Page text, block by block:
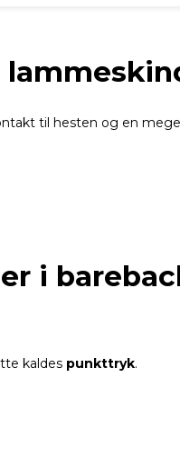
til hesten og en
i
kaldes punkttryk.